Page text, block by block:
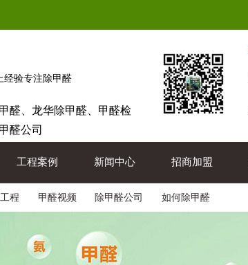
经验专注除甲醛
醛、龙华除甲醛、甲醛检
醛公司
工程案例 新闻中心 招商加盟
程 甲醛视频 除甲醛公司 如何除甲醛